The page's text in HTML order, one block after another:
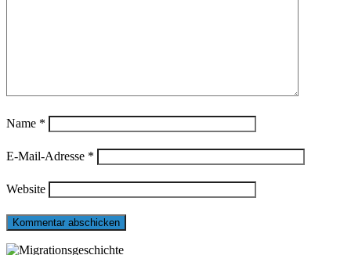
Name *
E-Mail-Adresse *
Website